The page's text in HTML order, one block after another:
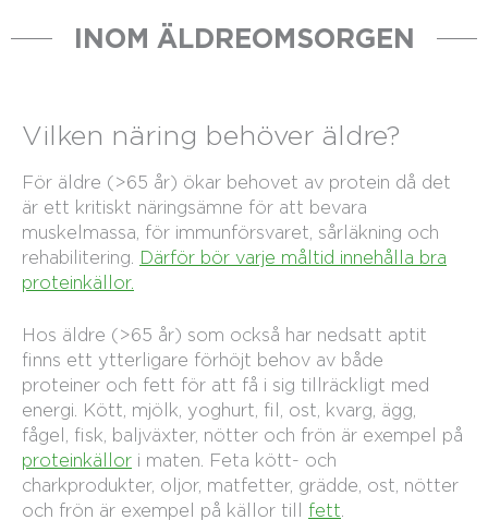
INOM ÄLDREOMSORGEN
Vilken näring behöver äldre?
För äldre (>65 år) ökar behovet av protein då det
är ett kritiskt näringsämne för att bevara
muskelmassa, för immunförsvaret, sårläkning och
rehabilitering. Därför bör varje måltid innehålla bra
proteinkällor.
Hos äldre (>65 år) som också har nedsatt aptit
finns ett ytterligare förhöjt behov av både
proteiner och fett för att få i sig tillräckligt med
energi. Kött, mjölk, yoghurt, fil, ost, kvarg, ägg,
fågel, fisk, baljväxter, nötter och frön är exempel på
proteinkällor i maten. Feta kött- och
charkprodukter, oljor, matfetter, grädde, ost, nötter
och frön är exempel på källor till fett